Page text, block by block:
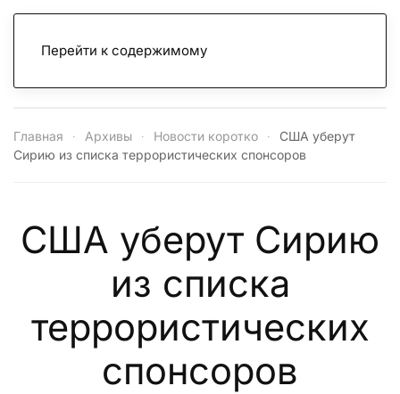
Перейти к содержимому
Главная Архивы Новости коротко
США уберут
Сирию из списка террористических спонсоров
США уберут Сирию
из списка
террористических
спонсоров